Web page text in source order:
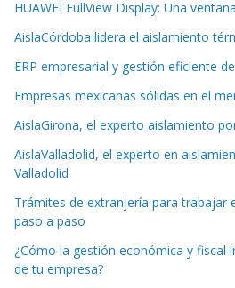
HUAWEI FullView Display: Una
AislaCórdoba lidera el aislamiento
ERP empresarial y gestión eficiente
Empresas mexicanas sólidas en el
AislaGirona, el experto aislamiento
AislaValladolid, el experto en
Valladolid
Trámites de extranjería para trabajar
paso a paso
¿Cómo la gestión económica y fiscal
de tu empresa?